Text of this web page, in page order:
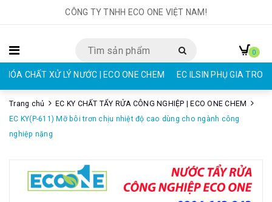
CÔNG TY TNHH ECO ONE VIỆT NAM!
HÓA CHẤT XỬ LÝ NƯỚC | ECO ONE CHEM EC ILSIN PHỤ GIA
0
Trang chủ
EC KY CHẤT TẨY RỬA CÔNG NGHIỆP | ECO ONE CHEM
EC KY(P-611) Mỡ bôi trơn chịu nhiệt độ cao dùng cho ngành công
nghiệp nặng